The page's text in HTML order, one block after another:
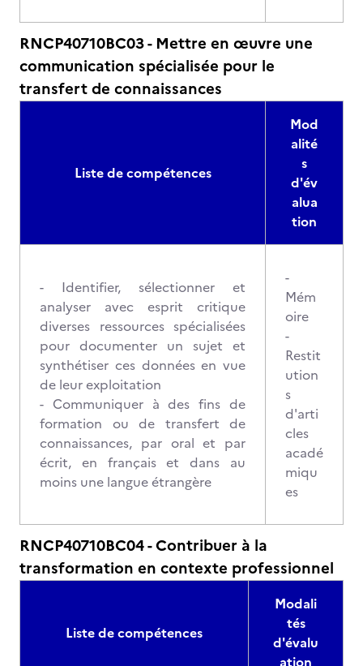
RNCP40710BC03 - Mettre en œuvre une
communication spécialisée pour le
transfert de connaissances
Liste de compétences
Mod
alité
s
d'év
alua
tion
- Identifier, sélectionner et
analyser avec esprit critique
diverses ressources spécialisées
pour documenter un sujet et
synthétiser ces données en vue
de leur exploitation
- Communiquer à des fins de
formation ou de transfert de
connaissances, par oral et par
écrit, en français et dans au
moins une langue étrangère
-
Mém
oire
-
Restit
ution
s
d'arti
cles
acadé
miqu
es
RNCP40710BC04 - Contribuer à la
transformation en contexte professionnel
Liste de compétences
Modali
tés
d'évalu
ation